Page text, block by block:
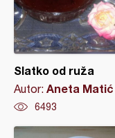
Slatko od ruža
Autor: Aneta Matić
6493